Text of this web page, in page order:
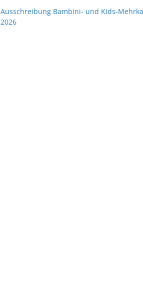
Ausschreibung Bambini- und Kids-
2026